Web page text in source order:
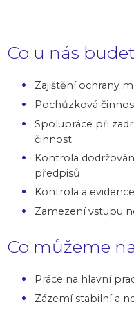
Co u nás
Zajištění ochrany
Pochůzková
Spolupráce při
činnost
Kontrola
předpisů
Kontrola a
Zamezení vstupu
Co můžeme
Práce na hlavní
Zázemí stabilní a